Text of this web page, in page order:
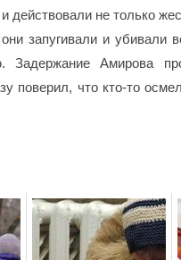
не только
запугивали и убивали
Амирова
поверил, что кто-то